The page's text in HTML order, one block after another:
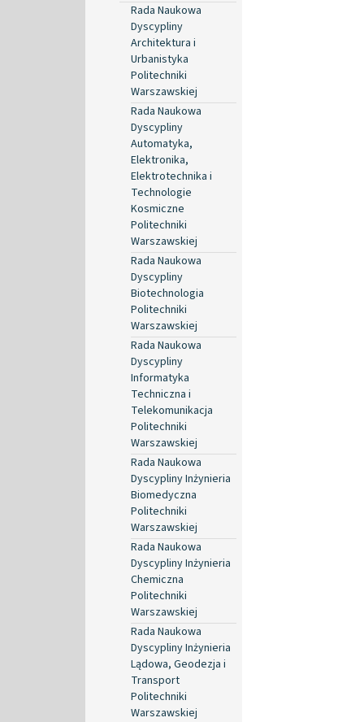
Rada Naukowa
Dyscypliny
Architektura i
Urbanistyka
Politechniki
Warszawskiej
Rada Naukowa
Dyscypliny
Automatyka,
Elektronika,
Elektrotechnika i
Technologie
Kosmiczne
Politechniki
Warszawskiej
Rada Naukowa
Dyscypliny
Biotechnologia
Politechniki
Warszawskiej
Rada Naukowa
Dyscypliny
Informatyka
Techniczna i
Telekomunikacja
Politechniki
Warszawskiej
Rada Naukowa
Dyscypliny Inżynieria
Biomedyczna
Politechniki
Warszawskiej
Rada Naukowa
Dyscypliny Inżynieria
Chemiczna
Politechniki
Warszawskiej
Rada Naukowa
Dyscypliny Inżynieria
Lądowa, Geodezja i
Transport
Politechniki
Warszawskiej